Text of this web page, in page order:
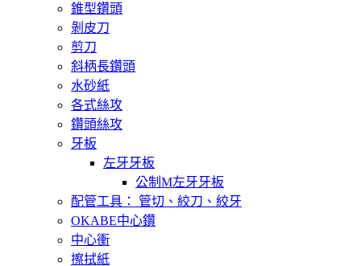
錐型鑽頭
剝皮刀
剪刀
斜柄長鑽頭
水砂紙
各式絲攻
鑽頭絲攻
牙板
左牙牙板
公制M左牙牙板
配管工具： 管切、絞刀、絞牙
OKABE中心鑽
中心衝
擦拭紙